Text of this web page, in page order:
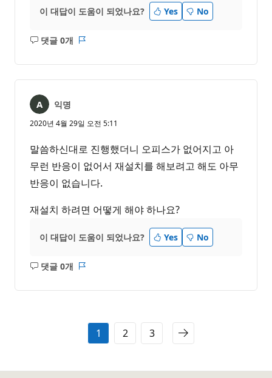
이 대답이 도움이 되었나요? Yes No
댓글 0개
설
음
익명
2020년 4월 29일 오전 5:11
말씀하신대로 진행했더니 오피스가 없어지고 아
무런 반응이 없어서 재설치를 해보려고 해도 아무
반응이 없습니다.
재설치 하려면 어떻게 해야 하나요?
이 대답이 도움이 되었나요? Yes No
댓글 0개
설
1 2 3